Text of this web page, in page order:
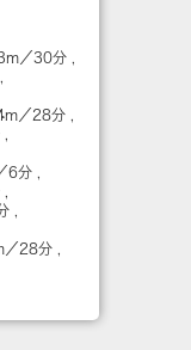
／30分
／28分
6分
／28分